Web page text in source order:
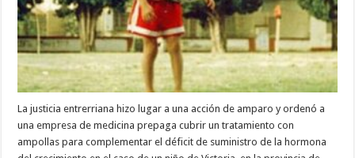
La justicia entrerriana hizo lugar a una acción de amparo y ordenó a
una empresa de medicina prepaga cubrir un tratamiento con
ampollas para complementar el déficit de suministro de la hormona